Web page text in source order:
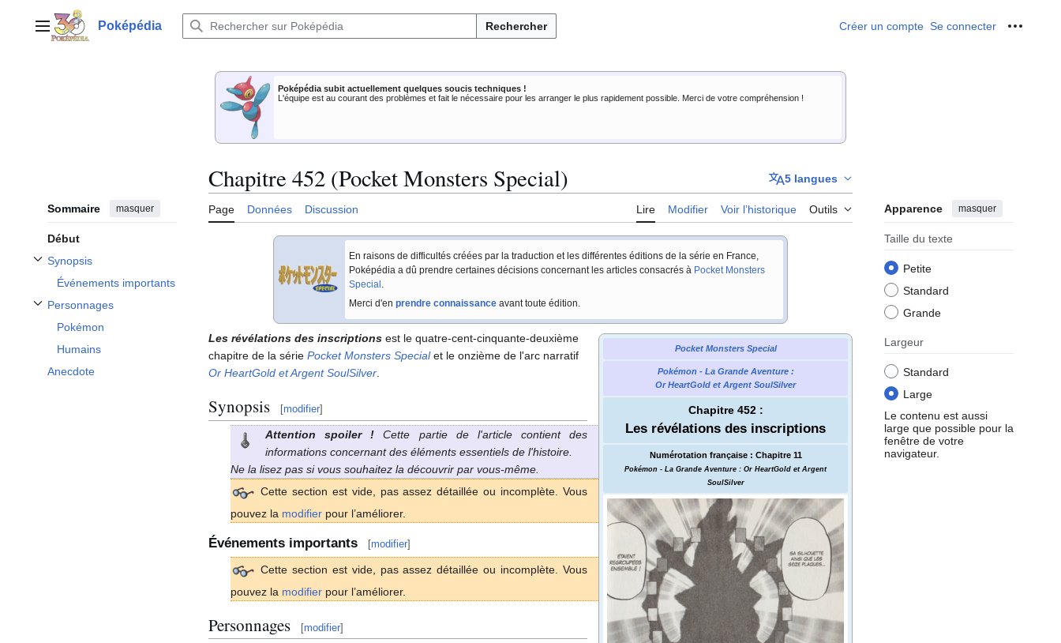
contenuMenu principalPoképédia Rechercher Créer un compte Se connecter Outils
Poképédia subit actuellement quelques soucis techniques !
L'équipe est au courant des problèmes et fait le nécessaire pour les arranger le plus rapidement possible. Merci de votre compréhension !
Sommaire masquer
Début
Synopsis
Afficher / masquer la sous-section Synopsis
Événements importants
Personnages
Afficher / masquer la sous-section Personnages
Pokémon
Humains
Anecdote
Chapitre 452 (Pocket Monsters Special) 5 langues
Page Données Discussion Lire Modifier Voir l’historique Outils Apparence masquer
Taille du texte
Petite
Standard
Grande
Largeur
Standard
Large
Le contenu est aussi
large que possible pour la
fenêtre de votre
navigateur.
En raisons de difficultés créées par la traduction et les différentes éditions de la série en France,
Poképédia a dû prendre certaines décisions concernant les articles consacrés à Pocket Monsters
Special .
Merci d'en prendre connaissanceavant toute édition.
Pocket Monsters Special
Pokémon - La Grande Aventure :
Or HeartGold et Argent SoulSilver
Chapitre 452 :
Les révélations des inscriptions
Numérotation française : Chapitre 11
Pokémon - La Grande Aventure : Or HeartGold et Argent
SoulSilver
Les révélations des inscriptions est le quatre-cent-cinquante-deuxième
chapitre de la série Pocket Monsters Specialet le onzième de l'arc narratif
Or HeartGold et Argent SoulSilver
Synopsis [modifier]
Attention spoiler ! Cette partie de l'article contient des
informations concernant des éléments essentiels de l'histoire.
Ne la lisez pas si vous souhaitez la découvrir par vous-même.
Cette section est vide, pas assez détaillée ou incomplète. Vous
pouvez la modifier pour l’améliorer.
Événements importants [modifier]
Cette section est vide, pas assez détaillée ou incomplète. Vous
pouvez la modifier pour l’améliorer.
Personnages [modifier]